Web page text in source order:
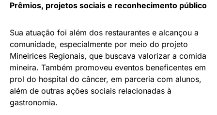
Prêmios, projetos sociais e reconhecimento público
Sua atuação foi além dos restaurantes e alcançou a
comunidade, especialmente por meio do projeto
Mineirices Regionais, que buscava valorizar a comida
mineira. Também promoveu eventos beneficentes em
prol do hospital do câncer, em parceria com alunos,
além de outras ações sociais relacionadas à
gastronomia.